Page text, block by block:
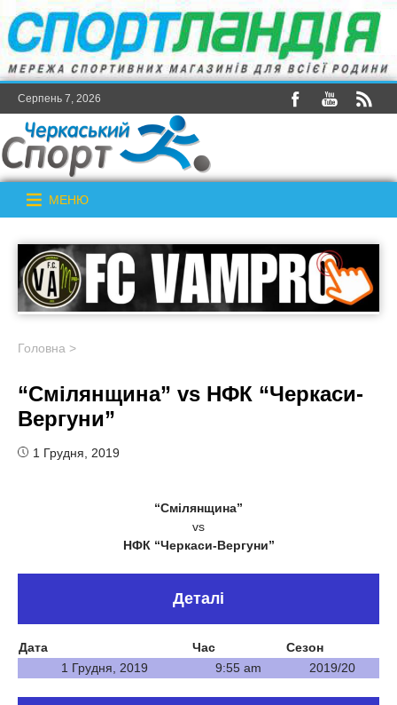
Серпень 7, 2026
МЕНЮ
Головна >
“Смілянщина” vs НФК “Черкаси-
Вергуни”
1 Грудня, 2019
“Смілянщина”
vs
НФК “Черкаси-Вергуни”
Деталі
Дата Час
Сезон
1 Грудня, 2019
9:55 am 2019/20